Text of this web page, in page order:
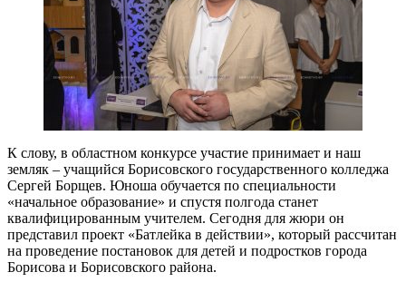
К слову, в областном конкурсе участие принимает и наш
земляк – учащийся Борисовского государственного колледжа
Сергей Борщев. Юноша обучается по специальности
«начальное образование» и спустя полгода станет
квалифицированным учителем. Сегодня для жюри он
представил проект «Батлейка в действии», который рассчитан
на проведение постановок для детей и подростков города
Борисова и Борисовского района.